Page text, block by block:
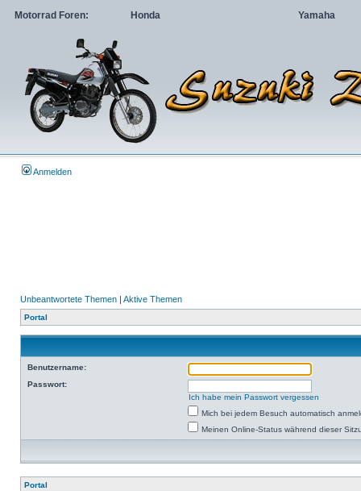
Motorrad Foren: Honda Yamaha
Anmelden
Unbeantwortete Themen | Aktive Themen
Portal
Benutzername:
Passwort:
Ich habe mein Passwort vergessen
Mich bei jedem Besuch automatisch
Meinen Online-Status während dieser
Portal